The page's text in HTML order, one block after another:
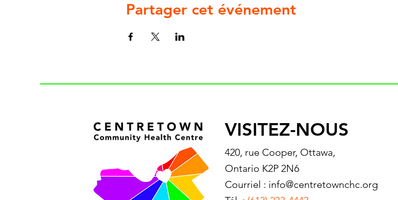
Partager cet événement
VISITEZ-NOUS
420, rue Cooper, Ottawa,
Ontario K2P 2N6
Courriel : info@centretownchc.org